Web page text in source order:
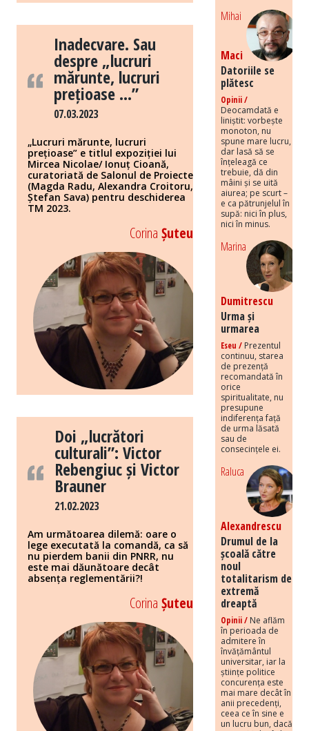
Inadecvare. Sau
despre „lucruri
mărunte, lucruri
prețioase …”
07.03.2023
„Lucruri mărunte, lucruri
prețioase” e titlul expoziției lui
Mircea Nicolae/ Ionuț Cioană,
curatoriată de Salonul de Proiecte
(Magda Radu, Alexandra Croitoru,
Ștefan Sava) pentru deschiderea
TM 2023.
Corina Șuteu
Doi „lucrători
culturali”: Victor
Rebengiuc și Victor
Brauner
21.02.2023
Am următoarea dilemă: oare o
lege executată la comandă, ca să
nu pierdem banii din PNRR, nu
este mai dăunătoare decât
absența reglementării?!
Corina Șuteu
Mihai
Maci
Datoriile se
plătesc
Opinii /
Deocamdată e
liniștit: vorbește
monoton, nu
spune mare lucru,
dar lasă să se
înțeleagă ce
trebuie, dă din
mâini și se uită
aiurea; pe scurt –
e ca pătrunjelul în
supă: nici în plus,
nici în minus.
Marina
Dumitrescu
Urma și
urmarea
Eseu / Prezentul
continuu, starea
de prezență
recomandată în
orice
spiritualitate, nu
presupune
indiferența față
de urma lăsată
sau de
consecințele ei.
Raluca
Alexandrescu
Drumul de la
școală către
noul
totalitarism de
extremă
dreaptă
Opinii / Ne aflăm
în perioada de
admitere în
învățământul
universitar, iar la
științe politice
concurența este
mai mare decât în
anii precedenți,
ceea ce în sine e
un lucru bun, dacă